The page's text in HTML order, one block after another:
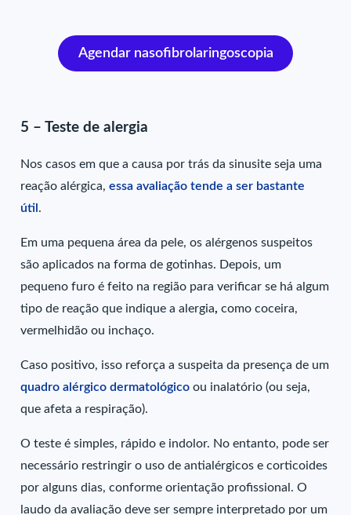
Agendar nasofibrolaringoscopia
5 – Teste de alergia
Nos casos em que a causa por trás da sinusite seja uma
reação alérgica,essa avaliação tende a ser bastante
útil .
Em uma pequena área da pele, os alérgenos suspeitos
são aplicados na forma de gotinhas. Depois, um
pequeno furo é feito na região para verificar se há algum
tipo de reação que indique a alergia, como coceira,
vermelhidão ou inchaço.
Caso positivo, isso reforça a suspeita da presença de um
quadro alérgico dermatológico ou inalatório (ou seja,
que afeta a respiração).
O teste é simples, rápido e indolor. No entanto, pode ser
necessário restringir o uso de antialérgicos e corticoides
por alguns dias, conforme orientação profissional. O
laudo da avaliação deve ser sempre interpretado por um